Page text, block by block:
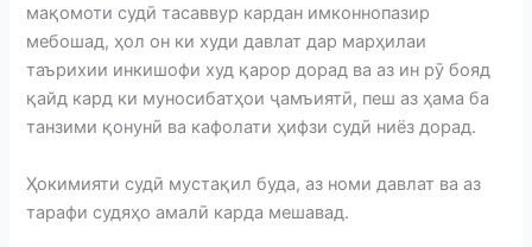
мақомоти судӣ тасаввур кардан имконнопазир
мебошад, ҳол он ки худи давлат дар марҳилаи
таърихии инкишофи худ қарор дорад ва аз ин рӯ бояд
қайд кард ки муносибатҳои ҷамъиятӣ, пеш аз ҳама ба
танзими қонунӣ ва кафолати ҳифзи судӣ ниёз дорад.
Ҳокимияти судӣ мустақил буда, аз номи давлат ва аз
тарафи судяҳо амалӣ карда мешавад.